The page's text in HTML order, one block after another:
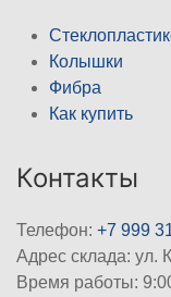
Колышки
Фибра
Как купить
Контакты
Телефон: +7 999
Адрес склада: ул.
Время работы: